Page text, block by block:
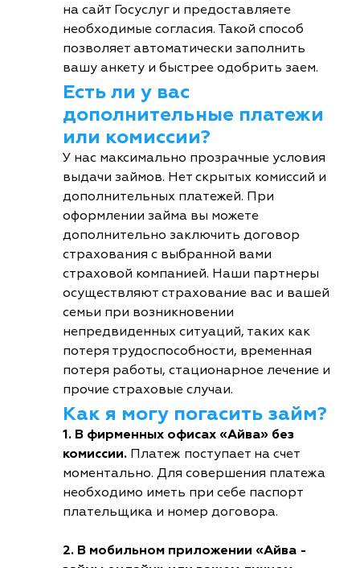
на сайт Госуслуг и предоставляете
необходимые согласия. Такой способ
позволяет автоматически заполнить
вашу анкету и быстрее одобрить заем.
Есть ли у вас
дополнительные платежи
или комиссии?
У нас максимально прозрачные условия
выдачи займов. Нет скрытых комиссий и
дополнительных платежей. При
оформлении займа вы можете
дополнительно заключить договор
страхования с выбранной вами
страховой компанией. Наши партнеры
осуществляют страхование вас и вашей
семьи при возникновении
непредвиденных ситуаций, таких как
потеря трудоспособности, временная
потеря работы, стационарное лечение и
прочие страховые случаи.
Как я могу погасить займ?
1. В фирменных офисах «Айва» без
комиссии. Платеж поступает на счет
моментально. Для совершения платежа
необходимо иметь при себе паспорт
плательщика и номер договора.
2. В мобильном приложении «Айва -